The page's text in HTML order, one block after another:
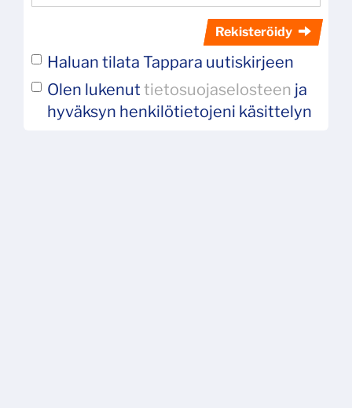
Rekisteröidy
Haluan tilata Tappara uutiskirjeen
Olen lukenut tietosuojaselosteen ja
hyväksyn henkilötietojeni käsittelyn